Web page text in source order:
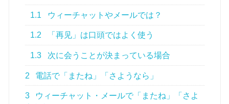
1.1 ウィーチャットやメールでは？
1.2 「再见」は口頭ではよく使う
1.3 次に会うことが決まっている場合
2 電話で「またね」「さようなら」
3
ウィーチャット・メールで「またね」「さよ